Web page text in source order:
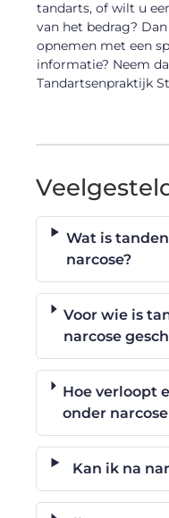
tandarts, of wilt u
van het bedrag?
opnemen met een
informatie? Neem
Tandartsenpraktijk
Wat is
narcose?
Voor wie is
narcose
Hoe verloopt
onder
Kan ik na